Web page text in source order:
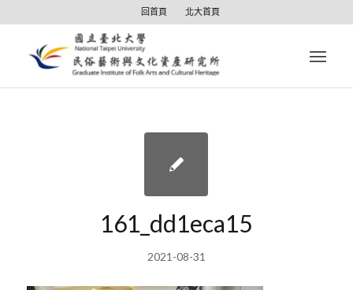
回首頁 北大首頁
161_dd1eca15
2021-08-31